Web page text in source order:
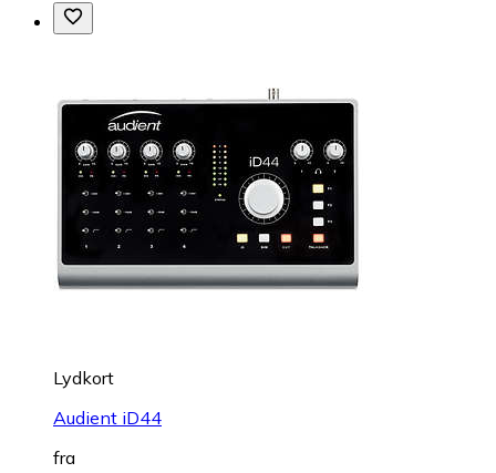
Lydkort
Audient iD44
fra